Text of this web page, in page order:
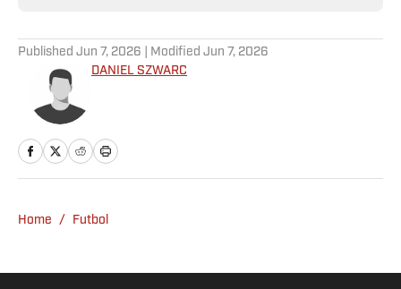
Published Jun 7, 2026 | Modified Jun 7, 2026
DANIEL SZWARC
Home / Futbol